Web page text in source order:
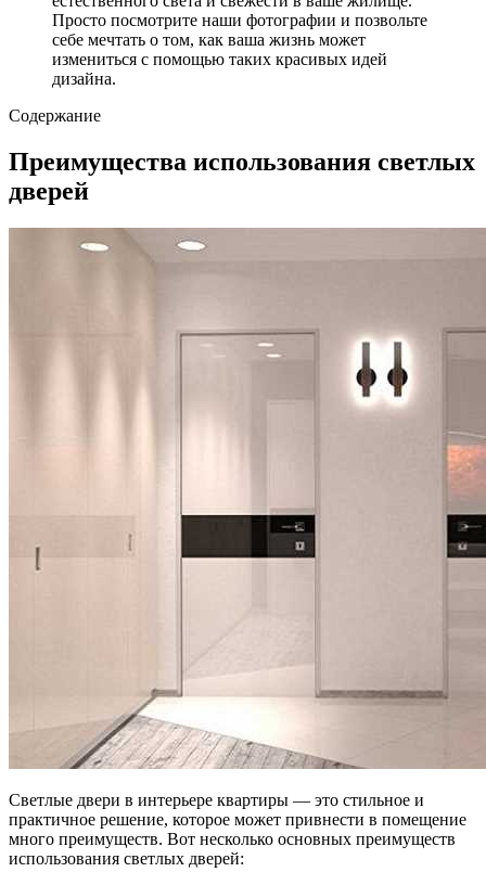
Просто посмотрите наши фотографии и позвольте
себе мечтать о том, как ваша жизнь может
измениться с помощью таких красивых идей
дизайна.
Содержание
Преимущества использования светлых
дверей
Светлые двери в интерьере квартиры — это стильное и
практичное решение, которое может привнести в помещение
много преимуществ. Вот несколько основных преимуществ
использования светлых дверей: